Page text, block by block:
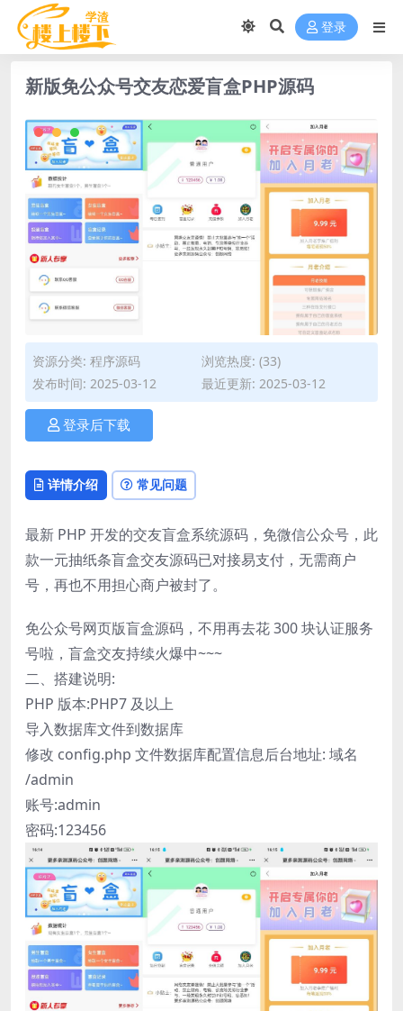
登录
新版免公众号交友恋爱盲盒PHP源码
资源分类: 程序源码
浏览热度: (33)
发布时间: 2025-03-12
最近更新: 2025-03-12
登录后下载
详情介绍 常见问题
最新 PHP 开发的交友盲盒系统源码，免微信公众号，此
款一元抽纸条盲盒交友源码已对接易支付，无需商户
号，再也不用担心商户被封了。
免公众号网页版盲盒源码，不用再去花 300 块认证服务
号啦，盲盒交友持续火爆中~~~
二、搭建说明:
PHP 版本:PHP7 及以上
导入数据库文件到数据库
修改 config.php 文件数据库配置信息后台地址: 域名
/admin
账号:admin
密码:123456